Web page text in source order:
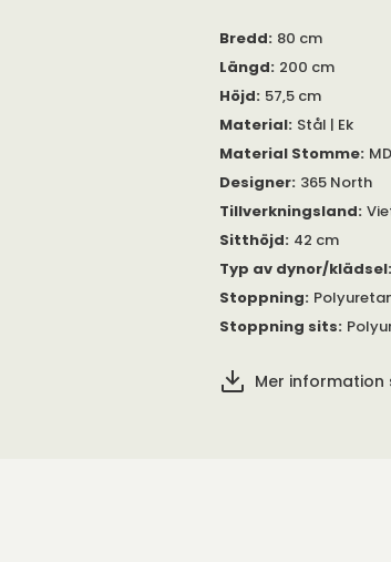
Bredd: 80 cm
Längd: 200 cm
Höjd: 57,5 cm
Material: Stål | Ek
Material Stomme:
Designer: 365 North
Tillverkningsland:
Sitthöjd: 42 cm
Typ av dynor/klädsel:
Stoppning:
Stoppning sits:
Mer information